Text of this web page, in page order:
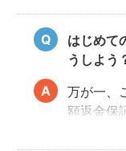
飼い主さ
ら、時間
を引き出
当日の持
もちゃや
ます。
落ち着か
め、可愛
ります。
はじめて
うしよう
万が一、
額返金保